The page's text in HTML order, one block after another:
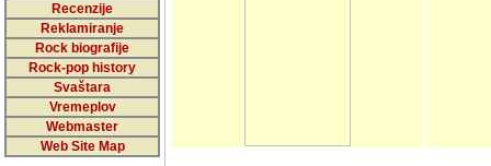
Recenzije
Reklamiranje
Rock biografije
Rock-pop history
Svaštara
Vremeplov
Webmaster
Web Site Map